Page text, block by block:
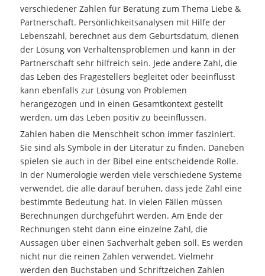
verschiedener Zahlen für Beratung zum Thema Liebe &
Partnerschaft. Persönlichkeitsanalysen mit Hilfe der
Lebenszahl, berechnet aus dem Geburtsdatum, dienen
der Lösung von Verhaltensproblemen und kann in der
Partnerschaft sehr hilfreich sein. Jede andere Zahl, die
das Leben des Fragestellers begleitet oder beeinflusst
kann ebenfalls zur Lösung von Problemen
herangezogen und in einen Gesamtkontext gestellt
werden, um das Leben positiv zu beeinflussen.
Zahlen haben die Menschheit schon immer fasziniert.
Sie sind als Symbole in der Literatur zu finden. Daneben
spielen sie auch in der Bibel eine entscheidende Rolle.
In der Numerologie werden viele verschiedene Systeme
verwendet, die alle darauf beruhen, dass jede Zahl eine
bestimmte Bedeutung hat. In vielen Fällen müssen
Berechnungen durchgeführt werden. Am Ende der
Rechnungen steht dann eine einzelne Zahl, die
Aussagen über einen Sachverhalt geben soll. Es werden
nicht nur die reinen Zahlen verwendet. Vielmehr
werden den Buchstaben und Schriftzeichen Zahlen